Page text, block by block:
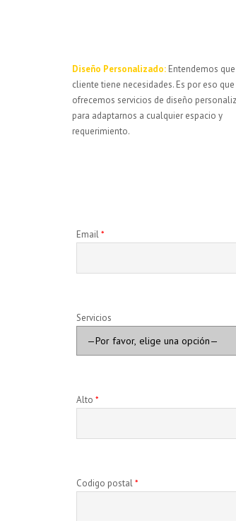
Diseño Personalizado: Entendemos
cliente tiene necesidades. Es por eso que
ofrecemos servicios de diseño
para adaptarnos a cualquier espacio y
requerimiento.
Email*
Servicios
Alto *
Codigo postal*